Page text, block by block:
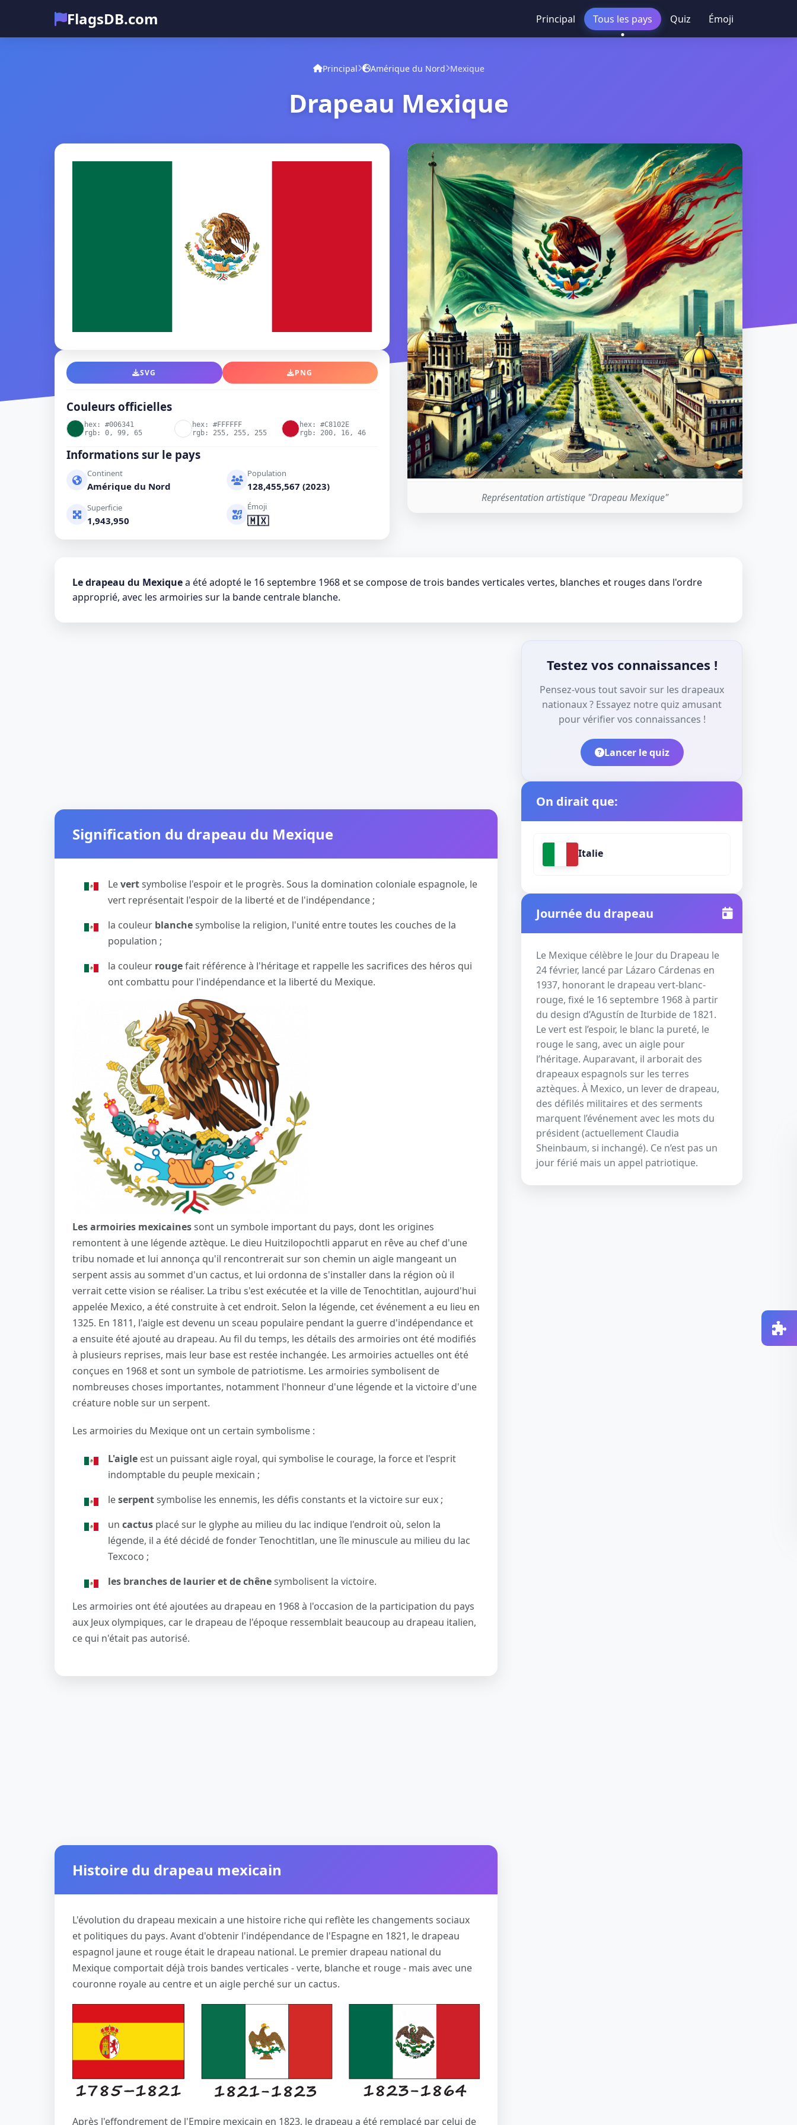
FlagsDB.com Principal Tous les pays Quiz Émoji
Principal Amérique du Nord Mexique
Drapeau Mexique
SVG PNG
Couleurs officielles
hex: #006341
rgb: 0, 99, 65
hex: #FFFFFF
rgb: 255, 255, 255
hex: #C8102E
rgb: 200, 16, 46
Informations sur le pays
Continent
Amérique du Nord
Population
128,455,567 (2023)
Superficie
1,943,950
Émoji
🇲🇽
Représentation artistique "Drapeau Mexique"
Le drapeau du Mexiquea été adopté le 16 septembre 1968 et se compose de trois bandes verticales vertes, blanches et rouges dans l'ordre
approprié, avec les armoiries sur la bande centrale blanche.
Signification du drapeau du Mexique
Levertsymbolise l'espoir et le progrès. Sous la domination coloniale espagnole, le
vert représentait l'espoir de la liberté et de l'indépendance ;
la couleur blanchesymbolise la religion, l'unité entre toutes les couches de la
population ;
la couleur rougefait référence à l'héritage et rappelle les sacrifices des héros qui
ont combattu pour l'indépendance et la liberté du Mexique.
Les armoiries mexicainessont un symbole important du pays, dont les origines
remontent à une légende aztèque. Le dieu Huitzilopochtli apparut en rêve au chef d'une
tribu nomade et lui annonça qu'il rencontrerait sur son chemin un aigle mangeant un
serpent assis au sommet d'un cactus, et lui ordonna de s'installer dans la région où il
verrait cette vision se réaliser. La tribu s'est exécutée et la ville de Tenochtitlan, aujourd'hui
appelée Mexico, a été construite à cet endroit. Selon la légende, cet événement a eu lieu en
1325. En 1811, l'aigle est devenu un sceau populaire pendant la guerre d'indépendance et
a ensuite été ajouté au drapeau. Au fil du temps, les détails des armoiries ont été modifiés
à plusieurs reprises, mais leur base est restée inchangée. Les armoiries actuelles ont été
conçues en 1968 et sont un symbole de patriotisme. Les armoiries symbolisent de
nombreuses choses importantes, notamment l'honneur d'une légende et la victoire d'une
créature noble sur un serpent.
Les armoiries du Mexique ont un certain symbolisme :
L'aigle est un puissant aigle royal, qui symbolise le courage, la force et l'esprit
indomptable du peuple mexicain ;
leserpentsymbolise les ennemis, les défis constants et la victoire sur eux ;
un cactus placé sur le glyphe au milieu du lac indique l'endroit où, selon la
légende, il a été décidé de fonder Tenochtitlan, une île minuscule au milieu du lac
Texcoco ;
les branches de laurier et de chênesymbolisent la victoire.
Les armoiries ont été ajoutées au drapeau en 1968 à l'occasion de la participation du pays
aux Jeux olympiques, car le drapeau de l'époque ressemblait beaucoup au drapeau italien,
ce qui n'était pas autorisé.
Histoire du drapeau mexicain
L'évolution du drapeau mexicain a une histoire riche qui reflète les changements sociaux
et politiques du pays. Avant d'obtenir l'indépendance de l'Espagne en 1821, le drapeau
espagnol jaune et rouge était le drapeau national. Le premier drapeau national du
Mexique comportait déjà trois bandes verticales - verte, blanche et rouge - mais avec une
couronne royale au centre et un aigle perché sur un cactus.
Après l'effondrement de l'Empire mexicain en 1823, le drapeau a été remplacé par celui de
Testez vos connaissances !
Pensez-vous tout savoir sur les drapeaux
nationaux ? Essayez notre quiz amusant
pour vérifier vos connaissances !
Lancer le quiz
On dirait que:
Italie
Journée du drapeau
Le Mexique célèbre le Jour du Drapeau le
24 février, lancé par Lázaro Cárdenas en
1937, honorant le drapeau vert-blanc-
rouge, fixé le 16 septembre 1968 à partir
du design d’Agustín de Iturbide de 1821.
Le vert est l’espoir, le blanc la pureté, le
rouge le sang, avec un aigle pour
l’héritage. Auparavant, il arborait des
drapeaux espagnols sur les terres
aztèques. À Mexico, un lever de drapeau,
des défilés militaires et des serments
marquent l’événement avec les mots du
président (actuellement Claudia
Sheinbaum, si inchangé). Ce n’est pas un
jour férié mais un appel patriotique.